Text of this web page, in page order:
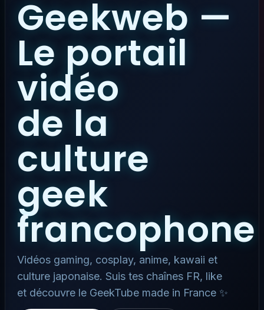
Geekweb —
Le portail
vidéo
de la
culture
geek
francophone
Vidéos gaming, cosplay, anime, kawaii et
culture japonaise. Suis tes chaînes FR, like
et découvre le GeekTube made in France ✨